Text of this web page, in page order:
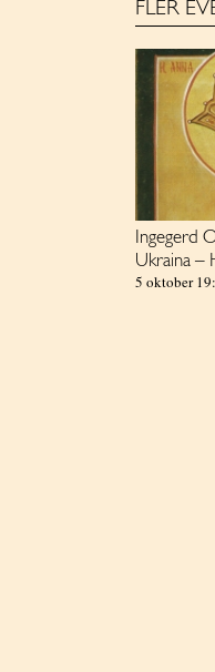
FLER
Ingegerd
Ukraina –
5 oktober